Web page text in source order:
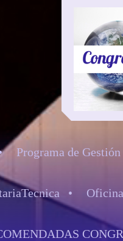
Programa de Gestión